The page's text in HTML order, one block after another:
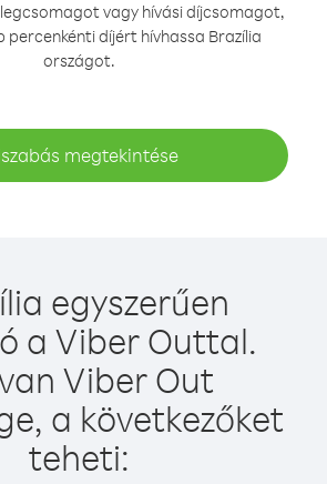
vagy hívási díjcsomagot,
percenkénti díjért hívhassa Brazília
országot.
megtekintése
egyszerűen
a Viber Outtal.
Viber Out
a következőket
teheti: